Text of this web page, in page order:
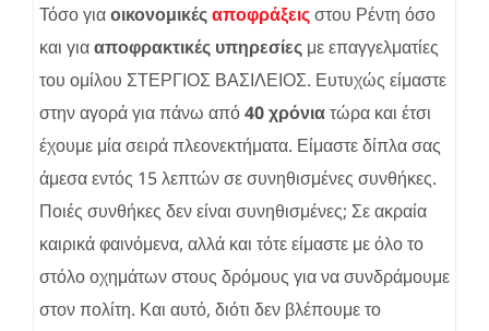
Τόσο γιαοικονομικέςαποφράξειςστου Ρέντη όσο
και γιααποφρακτικές υπηρεσίες με επαγγελματίες
του ομίλου ΣΤΕΡΓΙΟΣ ΒΑΣΙΛΕΙΟΣ. Ευτυχώς είμαστε
στην αγορά για πάνω από40 χρόνιατώρα και έτσι
έχουμε μία σειρά πλεονεκτήματα. Είμαστε δίπλα σας
άμεσα εντός 15 λεπτών σε συνηθισμένες συνθήκες.
Ποιές συνθήκες δεν είναι συνηθισμένες; Σε ακραία
καιρικά φαινόμενα, αλλά και τότε είμαστε με όλο το
στόλο οχημάτων στους δρόμους για να συνδράμουμε
στον πολίτη. Και αυτό, διότι δεν βλέπουμε το